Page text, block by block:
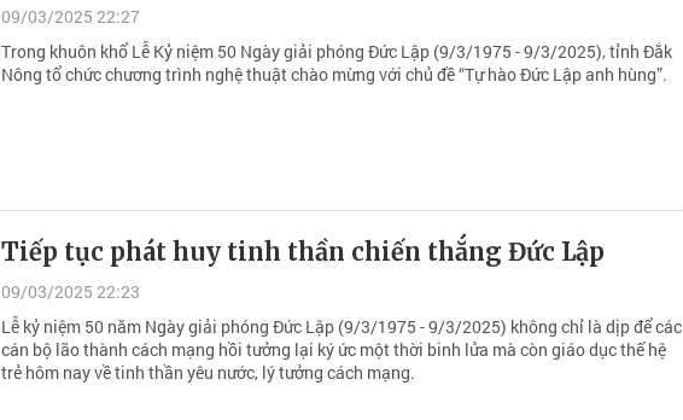
09/03/2025 22:27
Trong khuôn khổ Lễ Kỷ niệm 50 Ngày giải phóng Đức Lập (9/3/1975 - 9/3/2025), tỉnh Đắk
Nông tổ chức chương trình nghệ thuật chào mừng với chủ đề “Tự hào Đức Lập anh hùng”.
Tiếp tục phát huy tinh thần chiến thắng Đức Lập
09/03/2025 22:23
Lễ kỷ niệm 50 năm Ngày giải phóng Đức Lập (9/3/1975 - 9/3/2025) không chỉ là dịp để các
cán bộ lão thành cách mạng hồi tưởng lại ký ức một thời binh lửa mà còn giáo dục thế hệ
trẻ hôm nay về tinh thần yêu nước, lý tưởng cách mạng.